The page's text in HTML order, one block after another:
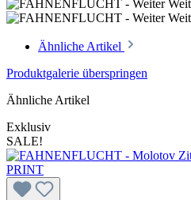
Ähnliche Artikel
Produktgalerie überspringen
Ähnliche Artikel
Exklusiv
SALE!